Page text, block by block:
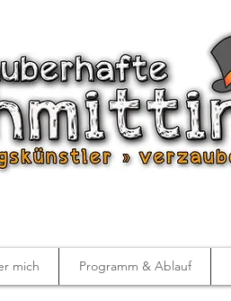
mich Programm & Ablauf